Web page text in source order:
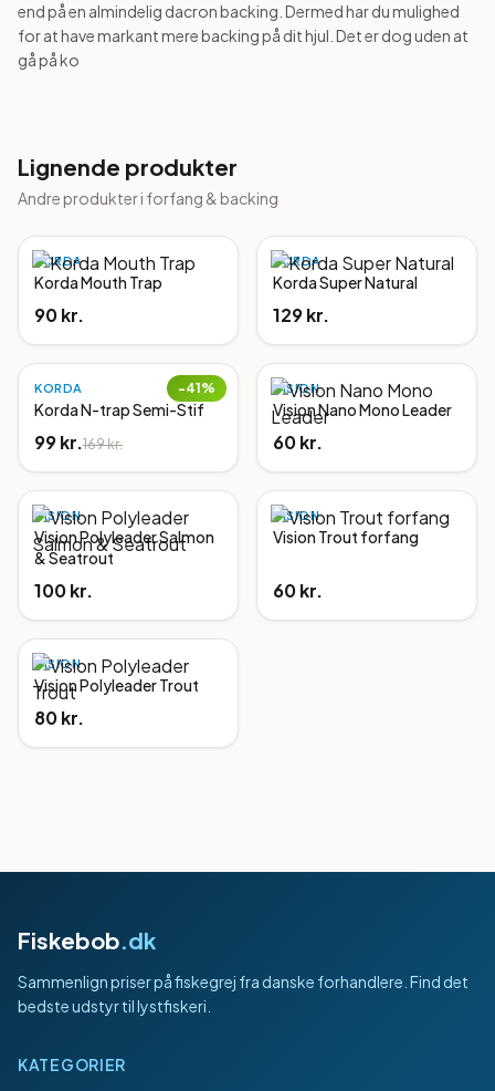
end på en almindelig dacron backing. Dermed har du mulighed
for at have markant mere backing på dit hjul. Det er dog uden at
gå på ko
Lignende produkter
Andre produkter i forfang & backing
KORDA
Korda Mouth Trap
90 kr.
KORDA
Korda Super Natural
129 kr.
−41%
KORDA
Korda N-trap Semi-Stif
99 kr.169 kr.
VISION
Vision Nano Mono Leader
60 kr.
VISION
Vision Polyleader Salmon
& Seatrout
100 kr.
VISION
Vision Trout forfang
60 kr.
VISION
Vision Polyleader Trout
80 kr.
Fiskebob.dk
Sammenlign priser på fiskegrej fra danske forhandlere. Find det
bedste udstyr til lystfiskeri.
KATEGORIER